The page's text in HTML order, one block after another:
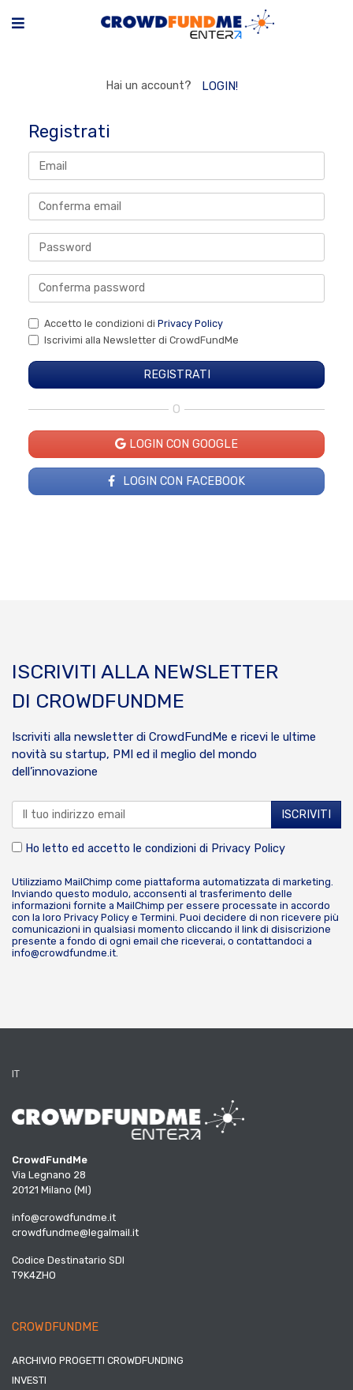
Hai un account? LOGIN!
Registrati
Accetto le condizioni di Privacy Policy
Iscrivimi alla Newsletter di CrowdFundMe
O
LOGIN CON GOOGLE
LOGIN CON FACEBOOK
ISCRIVITI ALLA NEWSLETTER
DI CROWDFUNDME
Iscriviti alla newsletter di CrowdFundMe e ricevi le ultime
novità su startup, PMI ed il meglio del mondo
dell’innovazione
Ho letto ed accetto le condizioni di Privacy Policy
Utilizziamo MailChimp come piattaforma automatizzata di marketing.
Inviando questo modulo, acconsenti al trasferimento delle
informazioni fornite a MailChimp per essere processate in accordo
con la loro Privacy Policy e Termini. Puoi decidere di non ricevere più
comunicazioni in qualsiasi momento cliccando il link di disiscrizione
presente a fondo di ogni email che riceverai, o contattandoci a
info@crowdfundme.it.
IT
CrowdFundMe
Via Legnano 28
20121 Milano (MI)
info@crowdfundme.it
crowdfundme@legalmail.it
Codice Destinatario SDI
T9K4ZHO
CROWDFUNDME
ARCHIVIO PROGETTI CROWDFUNDING
INVESTI